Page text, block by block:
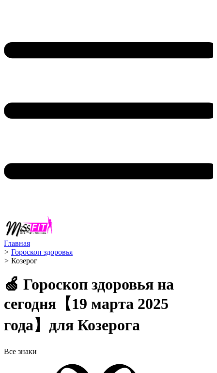
Главная
> Гороскоп здоровья
> Козерог ️
🍏 Гороскоп здоровья на
сегодня【19 марта 2025
года】для Козерога
Все знаки